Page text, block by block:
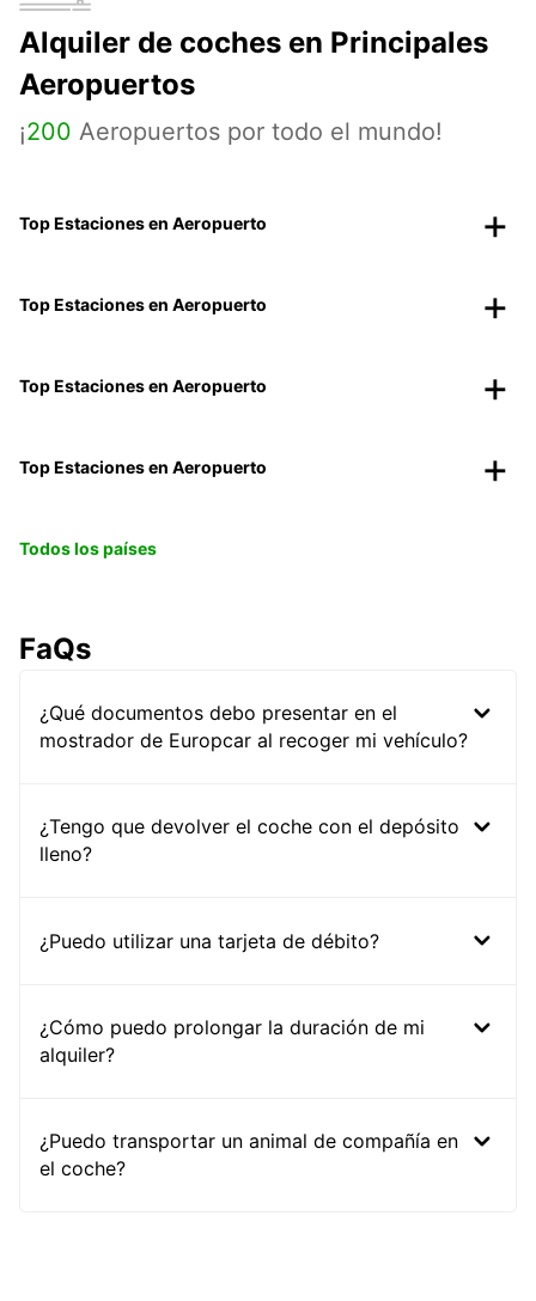
Alquiler de coches en Principales
Aeropuertos
¡200 Aeropuertos por todo el mundo!
Top Estaciones en Aeropuerto
Top Estaciones en Aeropuerto
Top Estaciones en Aeropuerto
Top Estaciones en Aeropuerto
Todos los países
FaQs
¿Qué documentos debo presentar en el
mostrador de Europcar al recoger mi vehículo?
¿Tengo que devolver el coche con el depósito
lleno?
¿Puedo utilizar una tarjeta de débito?
¿Cómo puedo prolongar la duración de mi
alquiler?
¿Puedo transportar un animal de compañía en
el coche?